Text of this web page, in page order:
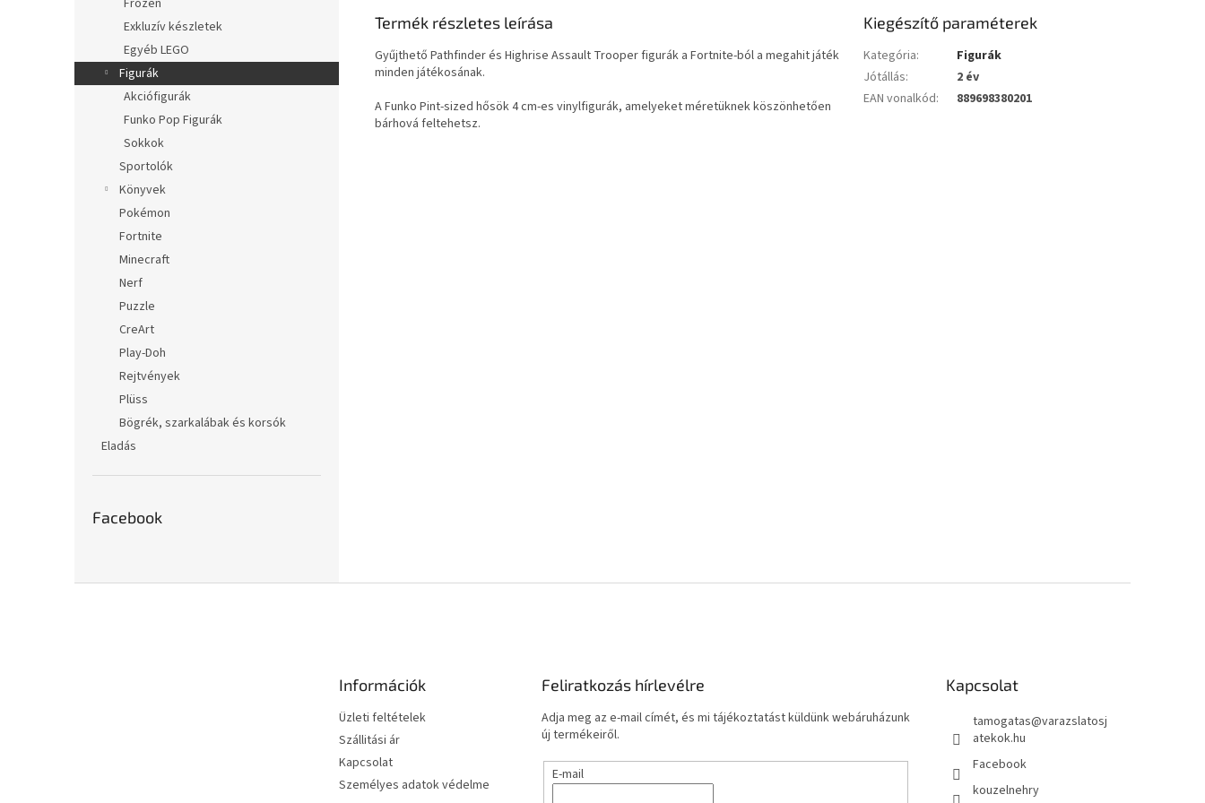
Frozen
Exkluzív készletek
Egyéb LEGO
Figurák
Akciófigurák
Funko Pop Figurák
Sokkok
Sportolók
Könyvek
Pokémon
Fortnite
Minecraft
Nerf
Puzzle
CreArt
Play-Doh
Rejtvények
Plüss
Bögrék, szarkalábak és korsók
Eladás
Facebook
Termék részletes leírása
Gyűjthető Pathfinder és Highrise Assault Trooper figurák a Fortnite-ból a megahit játék
minden játékosának.
A Funko Pint-sized hősök 4 cm-es vinylfigurák, amelyeket méretüknek köszönhetően
bárhová feltehetsz.
Kiegészítő paraméterek
Kategória:
Figurák
Jótállás:
2 év
EAN vonalkód: 889698380201
Információk
Üzleti feltételek
Szállitási ár
Kapcsolat
Személyes adatok védelme
Feliratkozás hírlevélre
Adja meg az e-mail címét, és mi tájékoztatást küldünk webáruházunk
új termékeiről.
E-mail
Kapcsolat
tamogatas@varazslatosj
atekok.hu
Facebook
kouzelnehry